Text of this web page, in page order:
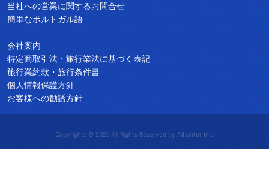
当社への営業に関するお問合せ
簡単なポルトガル語
会社案内
特定商取引法・旅行業法に基づく表記
旅行業約款・旅行条件書
個人情報保護方針
お客様への勧誘方針
Copyrights © 2026 All Rights Reserved by Alfainter Inc.